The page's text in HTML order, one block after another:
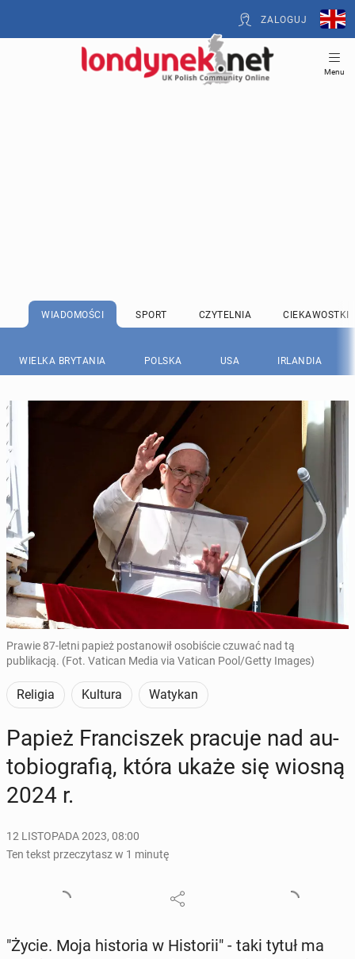
ZALOGUJ
Menu
WIADOMOŚCI SPORT CZYTELNIA CIEKAWOSTKI
WIELKA BRYTANIA POLSKA USA IRLANDIA
Prawie 87-letni papież postanowił osobiście czuwać nad tą
publikacją. (Fot. Vatican Media via Vatican Pool/Getty Images)
Religia Kultura Watykan
Papież Fran­ci­szek pracuje nad au­
to­bio­gra­fią, która ukaże się wiosną
2024 r.
12 LISTOPADA 2023, 08:00
Ten tekst przeczytasz w 1 minutę
"Życie. Moja hi­sto­ria w Hi­sto­rii" - taki tytuł ma